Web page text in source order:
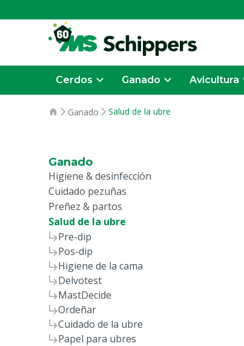
Cerdos Ganado Avicultura
Ganado Salud de la ubre
Ganado
Higiene & desinfección
Cuidado pezuñas
Preñez & partos
Salud de la ubre
Pre-dip
Pos-dip
Higiene de la cama
Delvotest
MastDecide
Ordeñar
Cuidado de la ubre
Papel para ubres